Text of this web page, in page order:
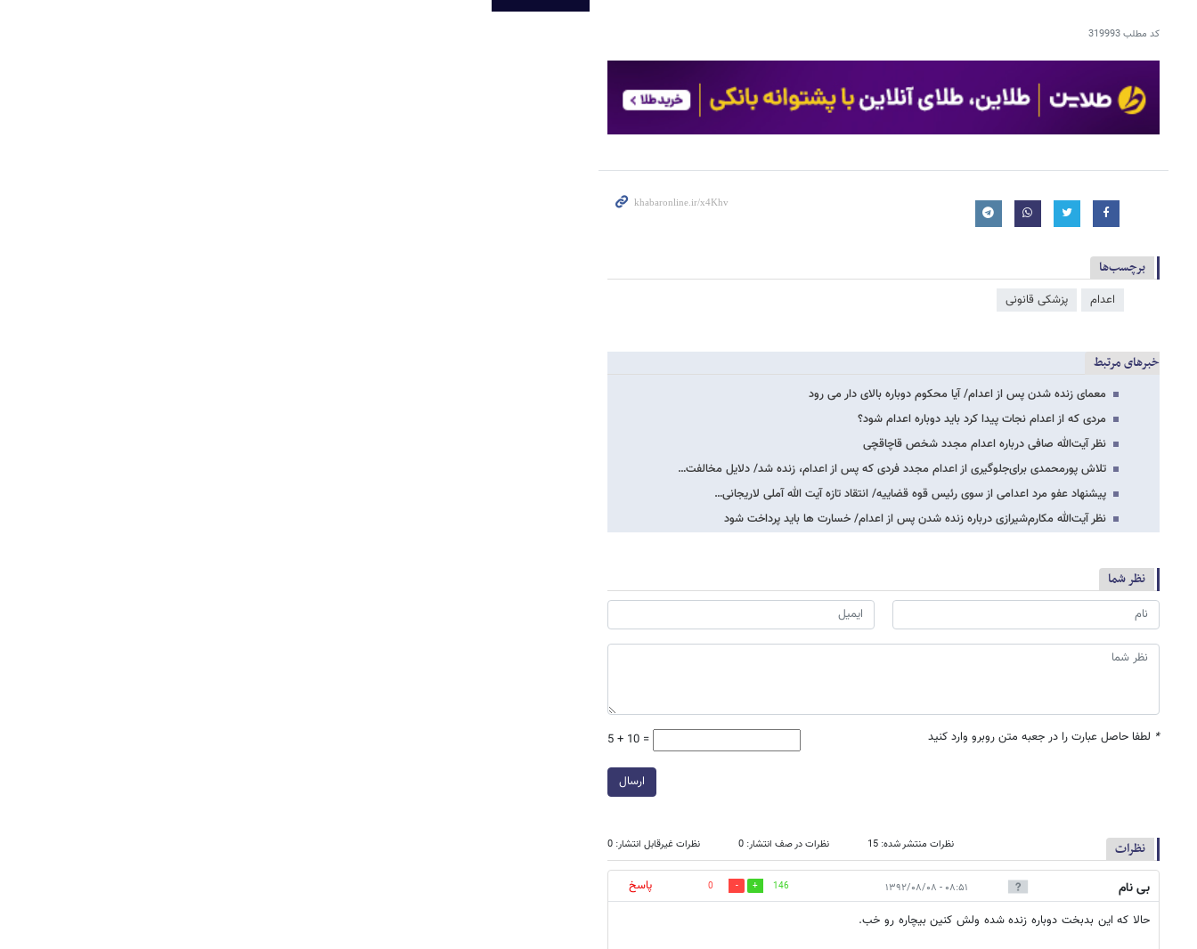
کد مطلب319993
برچسب‌ها
اعدام پزشکی قانونی
خبرهای مرتبط
معمای زنده شدن پس از اعدام/ آیا محکوم دوباره بالای دار می رود
مردی که از اعدام نجات پیدا کرد باید دوباره اعدام شود؟
نظر آیت‌الله صافی درباره اعدام مجدد شخص قاچاقچی
تلاش پورمحمدی برای‌جلوگیری از اعدام مجدد فردی که پس از اعدام، زنده شد/ دلایل مخالفت…
پیشنهاد عفو مرد اعدامی از سوی رئیس قوه قضاییه/ انتقاد تازه آیت الله آملی لاریجانی…
نظر آیت‌الله مکارم‌شیرازی درباره زنده شدن پس از اعدام/ خسارت ها باید پرداخت شود
نظر شما
* لطفا حاصل عبارت را در جعبه متن روبرو وارد کنید 5 + 10 =
ارسال
نظرات نظرات منتشر شده: 15 نظرات در صف انتشار: 0 نظرات غیرقابل انتشار: 0
بی نام ۰۸:۵۱ - ۱۳۹۲/۰۸/۰۸ 146
0
پاسخ
حالا که این بدبخت دوباره زنده شده ولش کنین بیچاره رو خب.